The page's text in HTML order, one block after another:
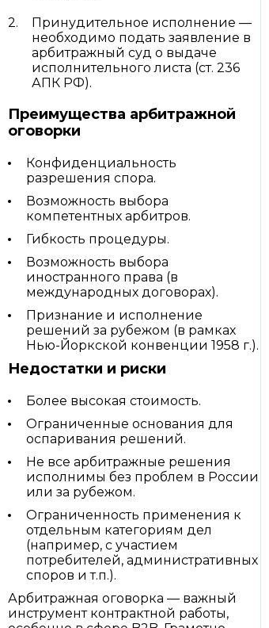
Принудительное исполнение —
необходимо подать заявление в
арбитражный суд о выдаче
исполнительного листа (ст. 236
АПК РФ).
Преимущества арбитражной
оговорки
Конфиденциальность
разрешения спора.
Возможность выбора
компетентных арбитров.
Гибкость процедуры.
Возможность выбора
иностранного права (в
международных договорах).
Признание и исполнение
решений за рубежом (в рамках
Нью-Йоркской конвенции 1958 г.).
Недостатки и риски
Более высокая стоимость.
Ограниченные основания для
оспаривания решений.
Не все арбитражные решения
исполнимы без проблем в России
или за рубежом.
Ограниченность применения к
отдельным категориям дел
(например, с участием
потребителей, административных
споров и т.п.).
Арбитражная оговорка — важный
инструмент контрактной работы,